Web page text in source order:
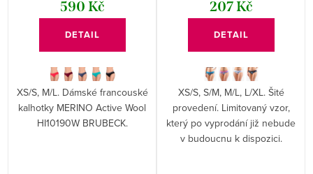
590 Kč
DETAIL
XS/S, M/L. Dámské francouské
kalhotky MERINO Active Wool
HI10190W BRUBECK.
207 Kč
DETAIL
XS/S, S/M, M/L, L/XL. Šité
provedení. Limitovaný vzor,
který po vyprodání již nebude
v budoucnu k dispozici.